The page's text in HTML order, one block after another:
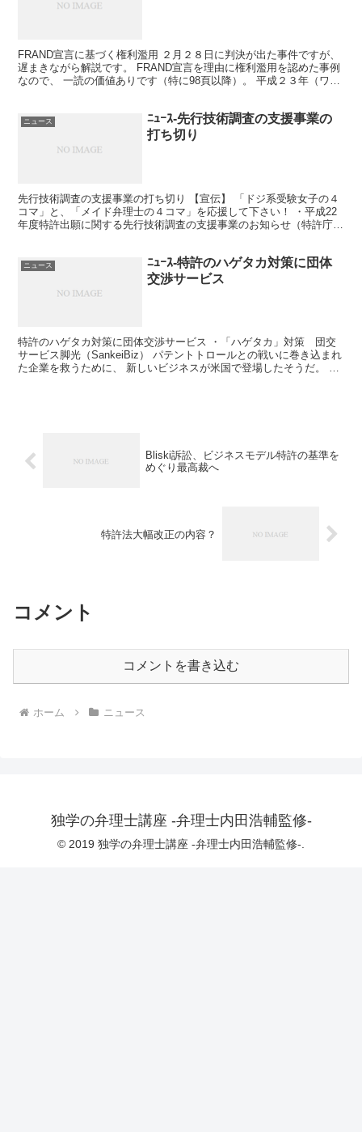
FRAND宣言に基づく権利濫用 ２月２８日に判決が出た事件ですが、
遅まきながら解説です。 FRAND宣言を理由に権利濫用を認めた事例
なので、 一読の価値ありです（特に98頁以降）。 平成２３年（ワ）
ニュース
ﾆｭｰｽ-先行技術調査の支援事業の
打ち切り
先行技術調査の支援事業の打ち切り 【宣伝】 「ドジ系受験女子の４
コマ」と、「メイド弁理士の４コマ」を応援して下さい！ ・平成22
年度特許出願に関する先行技術調査の支援事業のお知らせ（特許庁）
ニュース
ﾆｭｰｽ-特許のハゲタカ対策に団体
交渉サービス
特許のハゲタカ対策に団体交渉サービス ・「ハゲタカ」対策 団交
サービス脚光（SankeiBiz） パテントトロールとの戦いに巻き込まれ
た企業を救うために、 新しいビジネスが米国で登場したそうだ。 そ
Bliski訴訟、ビジネスモデル特許の基準を
めぐり最高裁へ
特許法大幅改正の内容？
コメント
コメントを書き込む
ホーム ニュース
独学の弁理士講座 -弁理士内田浩輔監修-
© 2019 独学の弁理士講座 -弁理士内田浩輔監修-.